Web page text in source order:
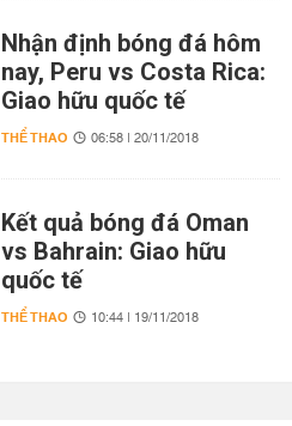
Nhận định bóng đá hôm
nay, Peru vs Costa Rica:
Giao hữu quốc tế
THỂ THAO 06:58 | 20/11/2018
Kết quả bóng đá Oman
vs Bahrain: Giao hữu
quốc tế
THỂ THAO 10:44 | 19/11/2018